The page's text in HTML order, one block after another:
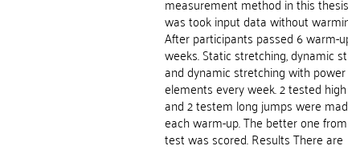
was took input data without
After participants passed 6 warm-up
weeks. Static stretching, dynamic
and dynamic stretching with power
elements every week. 2 tested high
and 2 testem long jumps were made
each warm-up. The better one from
test was scored. Results There are